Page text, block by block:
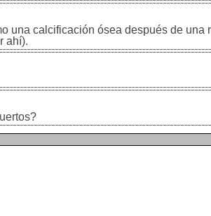
una calcificación ósea después de una
ahí).